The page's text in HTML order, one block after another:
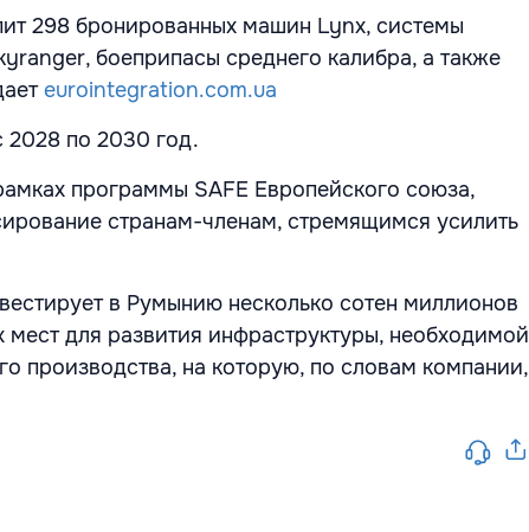
298 бронированных машин Lynx, системы
боеприпасы среднего калибра, а также
eurointegration.com.ua
2028 по 2030 год.
программы SAFE Европейского союза,
странам-членам, стремящимся усилить
в Румынию несколько сотен миллионов
мест для развития инфраструктуры, необходимой
производства, на которую, по словам компании,